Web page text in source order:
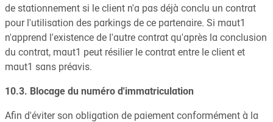
de stationnement si le client n'a pas déjà conclu un contrat
pour l'utilisation des parkings de ce partenaire. Si maut1
n'apprend l'existence de l'autre contrat qu'après la conclusion
du contrat, maut1 peut résilier le contrat entre le client et
maut1 sans préavis.
10.3. Blocage du numéro d'immatriculation
Afin d'éviter son obligation de paiement conformément à la